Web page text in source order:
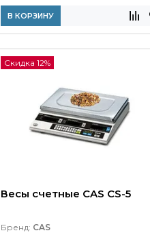
В КОРЗИНУ
Скидка 12%
Весы счетные CAS CS-5
Бренд: CAS